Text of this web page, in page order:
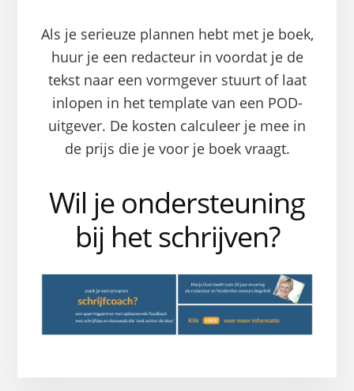
Als je serieuze plannen hebt met je boek,
huur je een redacteur in voordat je de
tekst naar een vormgever stuurt of laat
inlopen in het template van een POD-
uitgever. De kosten calculeer je mee in
de prijs die je voor je boek vraagt.
Wil je ondersteuning
bij het schrijven?